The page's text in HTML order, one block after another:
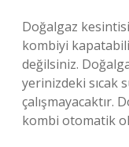
Doğalgaz
kombiyi
değilsiniz.
yerinizdeki sıcak
çalışmayacaktır.
kombi otomatik